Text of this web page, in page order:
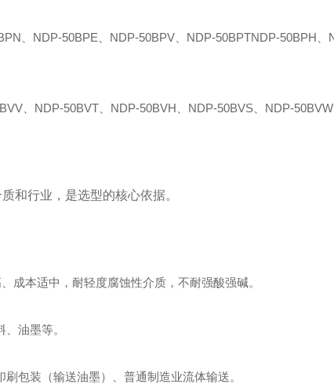
、NDP-50BPE、NDP-50BPV、NDP-50BPTNDP-50BPH、
、NDP-50BVT、NDP-50BVH、NDP-50BVS、NDP-50BVW
和行业，是选型的核心依据。
成本适中，耐轻度腐蚀性介质，不耐强酸强碱。
油墨等。
包装（输送油墨）、普通制造业流体输送。